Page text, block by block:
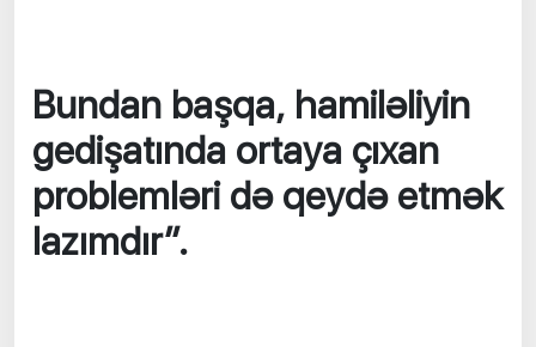
Bundan başqa, hamiləliyin
gedişatında ortaya çıxan
problemləri də qeydə etmək
lazımdır”.